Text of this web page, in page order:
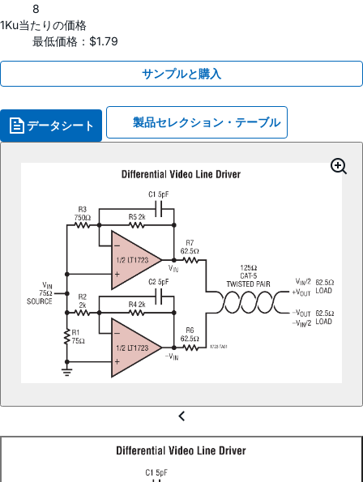
8
1Ku当たりの価格
最低価格：$1.79
サンプルと購入
データシート 製品セレクション・テーブル